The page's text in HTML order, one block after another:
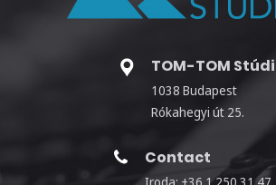
TOM-TOM
1038 Budapest
Rókahegyi út 25.
Contact